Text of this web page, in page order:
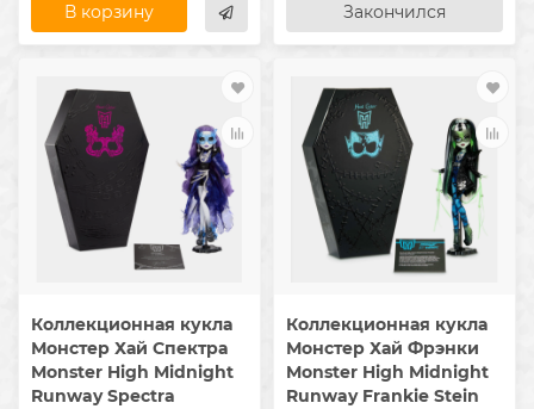
В корзину Закончился
Коллекционная кукла
Монстер Хай Спектра
Monster High Midnight
Runway Spectra
Коллекционная кукла
Монстер Хай Фрэнки
Monster High Midnight
Runway Frankie Stein